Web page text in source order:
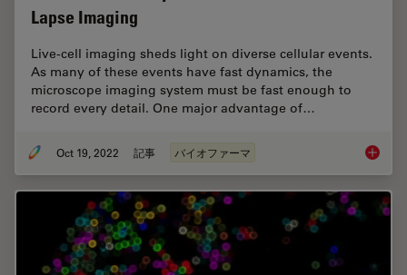
Lapse Imaging
Live-cell imaging sheds light on diverse cellular events.
As many of these events have fast dynamics, the
microscope imaging system must be fast enough to
record every detail. One major advantage of…
Oct 19, 2022 記事 バイオファーマ How to